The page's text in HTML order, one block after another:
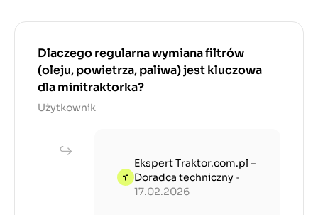
Dlaczego regularna wymiana filtrów
(oleju, powietrza, paliwa) jest kluczowa
dla minitraktorka?
Użytkownik
Ekspert Traktor.com.pl –
Doradca techniczny •
17.02.2026